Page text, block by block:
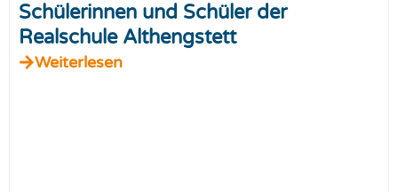
Schülerinnen und Schüler der
Realschule Althengstett
Weiterlesen